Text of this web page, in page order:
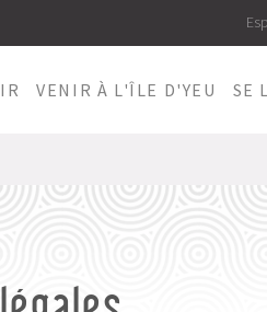
VENIR À L'ÎLE D'YEU SE